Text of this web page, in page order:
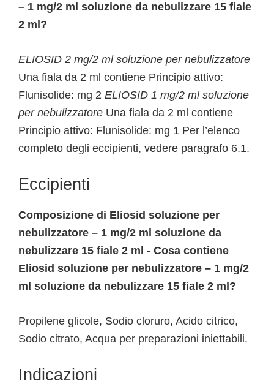
– 1 mg/2 ml soluzione da nebulizzare 15 fiale
2 ml?
ELIOSID 2 mg/2 ml soluzione per nebulizzatore
Una fiala da 2 ml contiene Principio attivo:
Flunisolide: mg 2 ELIOSID 1 mg/2 ml soluzione
per nebulizzatore Una fiala da 2 ml contiene
Principio attivo: Flunisolide: mg 1 Per l’elenco
completo degli eccipienti, vedere paragrafo 6.1.
Eccipienti
Composizione di Eliosid soluzione per
nebulizzatore – 1 mg/2 ml soluzione da
nebulizzare 15 fiale 2 ml - Cosa contiene
Eliosid soluzione per nebulizzatore – 1 mg/2
ml soluzione da nebulizzare 15 fiale 2 ml?
Propilene glicole, Sodio cloruro, Acido citrico,
Sodio citrato, Acqua per preparazioni iniettabili.
Indicazioni